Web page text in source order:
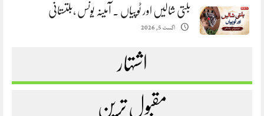
بلتی شالیں اور ٹوپیاں . آمینہ یونس ،بلتستانی
اگست 5, 2026
اشتہار
مقبول ترین